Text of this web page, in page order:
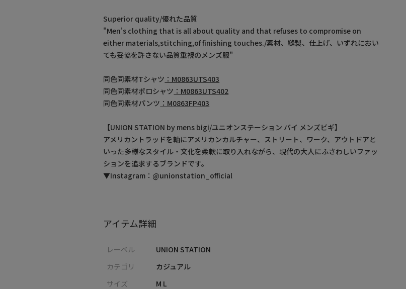
Superior quality/優れた品質
"Men's clothing that is all about quality and that refuses to compromise on
either materials,stitching,of finishing touches./素材、縫製、仕上げ、いずれにおい
ても妥協を許さない品質重視のメンズ服"
同色同素材Tシャツ ：M0863UTS403
同色同素材ポロシャツ ：M0863UTS402
同色同素材パンツ ：M0863FP403
【UNION STATION by mens bigi/ユニオンステーション バイ メンズビギ】
アメリカントラッドを軸にアメリカンカルチャー、ストリート、ワーク、アウトドアと
いった多様なスタイル・文化を柔軟に取り入れながら、現代の大人にふさわしいファッ
ションを追求するブランドです。
▼Instagram：@unionstation_official
アイテム詳細
レーベル
UNION STATION
カテゴリ
カジュアル
サイズ
M L